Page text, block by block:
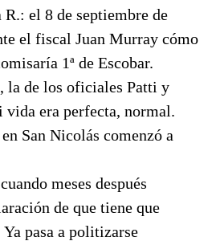
el 8 de septiembre de
el fiscal Juan Murray cómo
1ª de Escobar.
la de los oficiales Patti y
vida era perfecta, normal.
San Nicolás comenzó a
meses después
de que tiene que
pasa a politizarse